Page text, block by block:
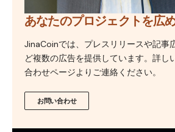
あなたのプロジェクトを広
JinaCoinでは、プレスリリースや記事
ど複数の広告を提供しています。詳し
合わせページよりご連絡ください。
お問い合わせ